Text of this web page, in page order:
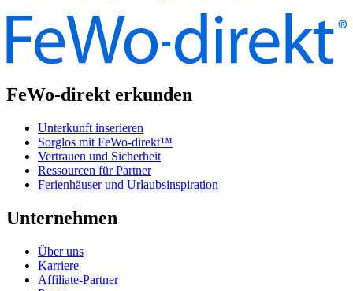
FeWo-direkt erkunden
Unterkunft inserieren
Sorglos mit FeWo-direkt™
Vertrauen und Sicherheit
Ressourcen für Partner
Ferienhäuser und Urlaubsinspiration
Unternehmen
Über uns
Karriere
Affiliate-Partner